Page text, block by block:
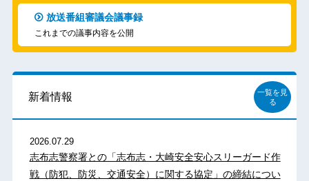
放送番組審議会議事録
これまでの議事内容を公開
新着情報
一覧を見
る
2026.07.29
志布志警察署との「志布志・大崎安全安心スリーガード作
戦（防犯、防災、交通安全）に関する協定」の締結につい